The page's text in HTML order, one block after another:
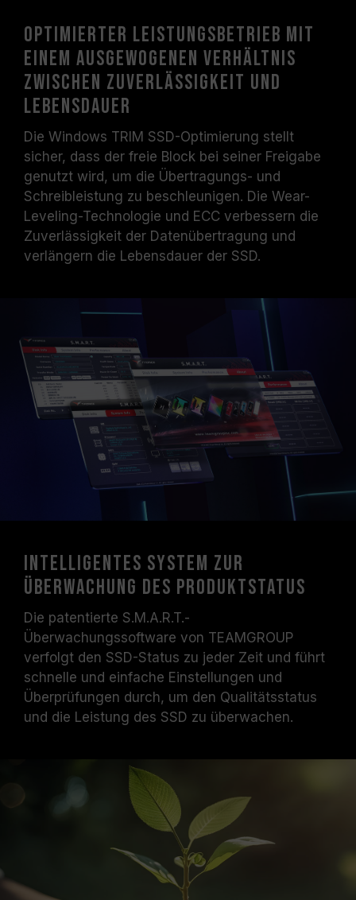
Optimierter Leistungsbetrieb mit
einem ausgewogenen Verhältnis
zwischen Zuverlässigkeit und
Lebensdauer
Die Windows TRIM SSD-Optimierung stellt
sicher, dass der freie Block bei seiner Freigabe
genutzt wird, um die Übertragungs- und
Schreibleistung zu beschleunigen. Die Wear-
Leveling-Technologie und ECC verbessern die
Zuverlässigkeit der Datenübertragung und
verlängern die Lebensdauer der SSD.
Intelligentes System zur
Überwachung des Produktstatus
Die patentierte S.M.A.R.T.-
Überwachungssoftware von TEAMGROUP
verfolgt den SSD-Status zu jeder Zeit und führt
schnelle und einfache Einstellungen und
Überprüfungen durch, um den Qualitätsstatus
und die Leistung des SSD zu überwachen.